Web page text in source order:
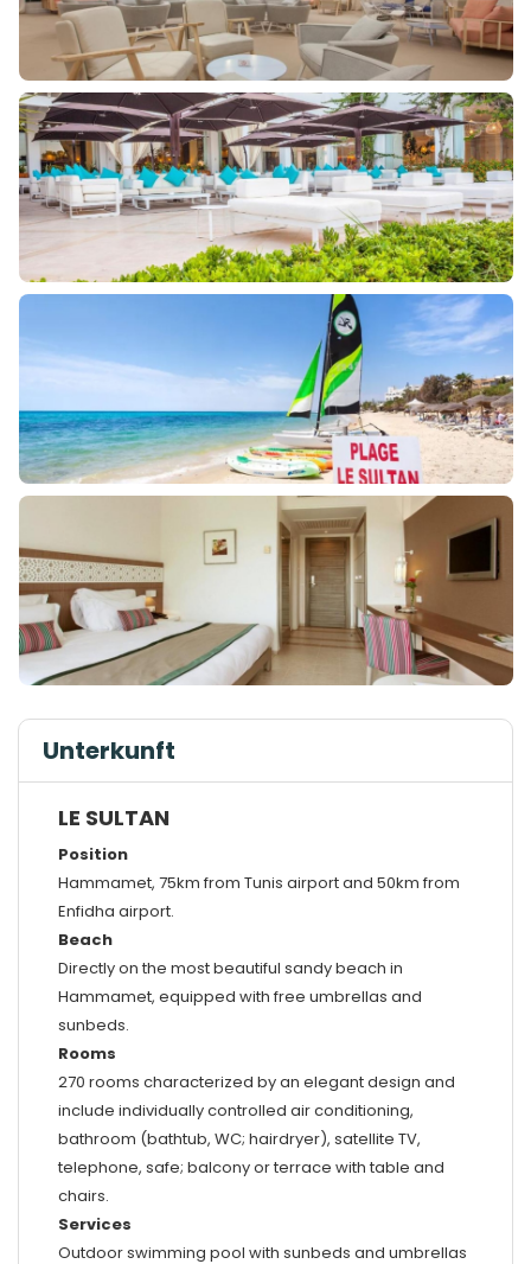
Unterkunft
LE SULTAN
Position
Hammamet, 75km from Tunis airport and 50km from
Enfidha airport.
Beach
Directly on the most beautiful sandy beach in
Hammamet, equipped with free umbrellas and
sunbeds.
Rooms
270 rooms characterized by an elegant design and
include individually controlled air conditioning,
bathroom (bathtub, WC; hairdryer), satellite TV,
telephone, safe; balcony or terrace with table and
chairs.
Services
Outdoor swimming pool with sunbeds and umbrellas